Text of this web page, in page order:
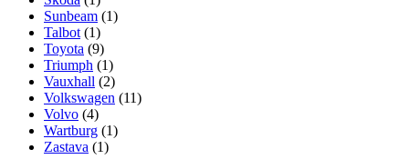
Sunbeam (1)
Talbot (1)
Toyota (9)
Triumph (1)
Vauxhall (2)
Volkswagen (11)
Volvo (4)
Wartburg (1)
Zastava (1)